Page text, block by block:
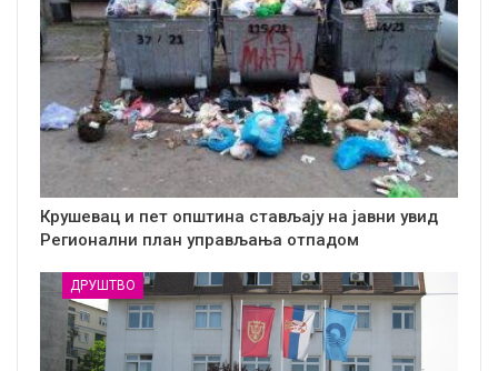
Крушевац и пет општина стављају на јавни увид
Регионални план управљања отпадом
ДРУШТВО